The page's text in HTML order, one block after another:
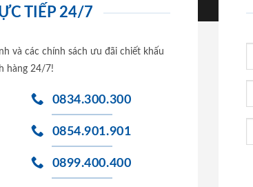
TIẾP 24/7
và các chính sách ưu đãi chiết khấu
hàng 24/7!
0834.300.300
0854.901.901
0899.400.400